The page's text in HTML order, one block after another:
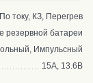
току, КЗ, Перегрев
резервной батареи
Импульсный
15А, 13.6В